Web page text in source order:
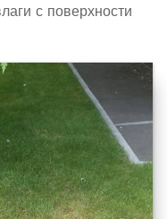
с поверхности